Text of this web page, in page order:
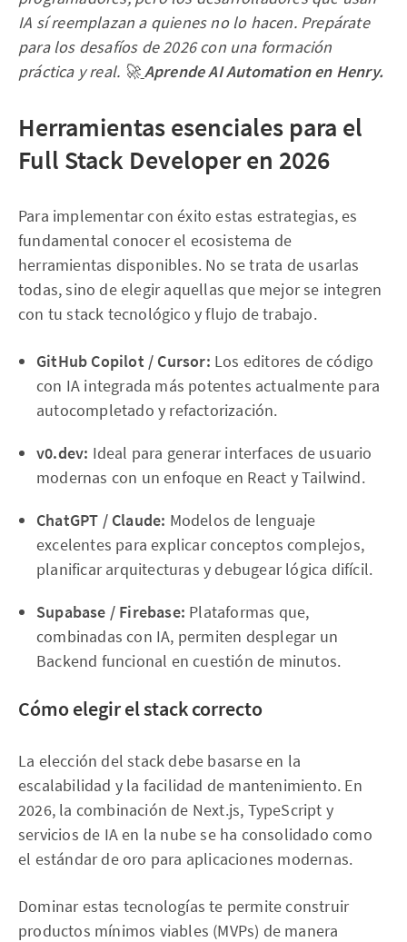
IA sí reemplazan a quienes no lo hacen. Prepárate
para los desafíos de 2026 con una formación
práctica y real. 🚀Aprende AI Automation en Henry.
Herramientas esenciales para el
Full Stack Developer en 2026
Para implementar con éxito estas estrategias, es
fundamental conocer el ecosistema de
herramientas disponibles. No se trata de usarlas
todas, sino de elegir aquellas que mejor se integren
con tu stack tecnológico y flujo de trabajo.
GitHub Copilot / Cursor: Los editores de código
con IA integrada más potentes actualmente para
autocompletado y refactorización.
v0.dev: Ideal para generar interfaces de usuario
modernas con un enfoque en React y Tailwind.
ChatGPT / Claude: Modelos de lenguaje
excelentes para explicar conceptos complejos,
planificar arquitecturas y debugear lógica difícil.
Supabase / Firebase: Plataformas que,
combinadas con IA, permiten desplegar un
Backend funcional en cuestión de minutos.
Cómo elegir el stack correcto
La elección del stack debe basarse en la
escalabilidad y la facilidad de mantenimiento. En
2026, la combinación de Next.js, TypeScript y
servicios de IA en la nube se ha consolidado como
el estándar de oro para aplicaciones modernas.
Dominar estas tecnologías te permite construir
productos mínimos viables (MVPs) de manera